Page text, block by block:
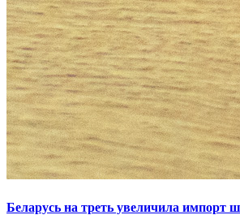
Беларусь на треть увеличила импорт